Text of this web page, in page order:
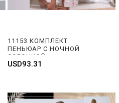
11153 КОМПЛЕКТ
ПЕНЬЮАР С НОЧНОЙ
СОРОЧКОЙ
USD93.31